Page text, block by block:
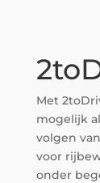
Met
mogelijk
volgen
voor
onder